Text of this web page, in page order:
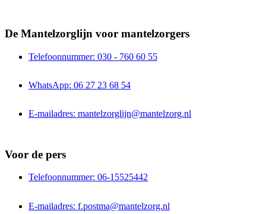
De Mantelzorglijn voor mantelzorgers
Telefoonnummer: 030 - 760 60 55
WhatsApp: 06 27 23 68 54
E-mailadres: mantelzorglijn@mantelzorg.nl
Voor de pers
Telefoonnummer: 06-15525442
E-mailadres: f.postma@mantelzorg.nl